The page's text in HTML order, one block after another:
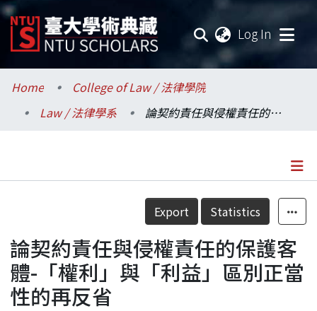
Log In
Communities & Collections
Research Outputs
Statistics
Home
College of Law / 法律學院
Law / 法律學系
論契約責任與侵權責任的保護客體-「權利」與「利益」區別正當性的再反省
Details
Export Statistics
論契約責任與侵權責任的保護客
體-「權利」與「利益」區別正當
性的再反省